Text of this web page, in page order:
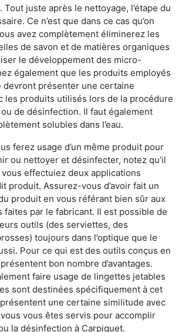
Tout juste après le nettoyage, l’étape du
Ce n’est que dans ce cas qu’on
avez complètement éliminerez les
de savon et de matières organiques
le développement des micro-
également que les produits employés
devront présenter une certaine
les produits utilisés lors de la procédure
ou de désinfection. Il faut également
solubles dans l’eau.
ferez usage d’un même produit pour
ou nettoyer et désinfecter, notez qu’il
effectuiez deux applications
produit. Assurez-vous d’avoir fait un
produit en vous référant bien sûr aux
faites par le fabricant. Il est possible de
outils (des serviettes, des
toujours dans l’optique que le
Pour ce qui est des outils conçus en
bon nombre d’avantages.
faire usage de lingettes jetables
sont destinées spécifiquement à cet
présentent une certaine similitude avec
vous êtes servis pour accomplir
la désinfection à Carpiquet.